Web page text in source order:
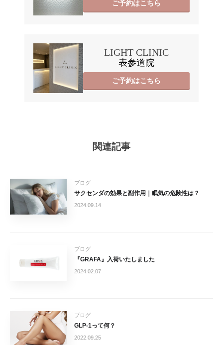
ご予約はこちら
LIGHT CLINIC
表参道院
ご予約はこちら
関連記事
ブログ
サクセンダの効果と副作用｜眠気の危険性は？
2024.09.14
ブログ
『GRAFA』入荷いたしました
2024.02.07
ブログ
GLP-1って何？
2022.09.25